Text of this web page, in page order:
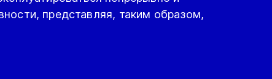
представляя, таким образом,